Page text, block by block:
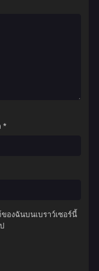
*
องฉันบนเบราว์เซอร์นี้